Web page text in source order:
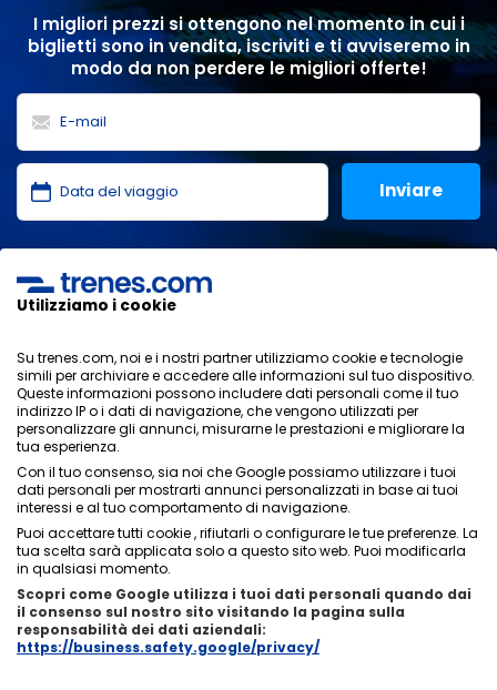
I migliori prezzi si ottengono nel momento in cui i
biglietti sono in vendita, iscriviti e ti avviseremo in
modo da non perdere le migliori offerte!
dei dati,condizioni generali
Informativa sulla privacy
Condizioni generali
Politica sui cookies
Avviso legale
Contatti
Chi siamo
Copyright © Trenes.com. Tutti i diritti riservati.
Utilizziamo i cookie
Su trenes.com, noi e i nostri partner utilizziamo cookie e tecnologie
simili per archiviare e accedere alle informazioni sul tuo dispositivo.
Queste informazioni possono includere dati personali come il tuo
indirizzo IP o i dati di navigazione, che vengono utilizzati per
personalizzare gli annunci, misurarne le prestazioni e migliorare la
tua esperienza.
Con il tuo consenso, sia noi che Google possiamo utilizzare i tuoi
dati personali per mostrarti annunci personalizzati in base ai tuoi
interessi e al tuo comportamento di navigazione.
Puoi accettare tutti cookie , rifiutarli o configurare le tue preferenze. La
tua scelta sarà applicata solo a questo sito web. Puoi modificarla
in qualsiasi momento.
Scopri come Google utilizza i tuoi dati personali quando dai
il consenso sul nostro sito visitando la pagina sulla
responsabilità dei dati aziendali:
https://business.safety.google/privacy/